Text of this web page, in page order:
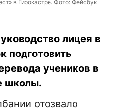
в Гирокастре. Фото: Фейсбук
лицея в
подготовить
учеников в
школы.
отозвало